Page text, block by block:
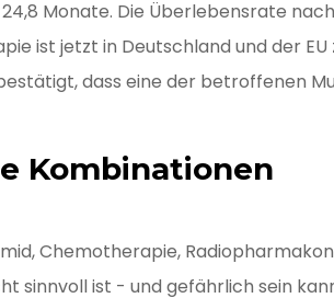
Monate. Die Überlebensrate
ist jetzt in Deutschland und der EU
dass eine der betroffenen
Kombinationen
Chemotherapie, Radiopharmakon
sinnvoll ist - und gefährlich sein